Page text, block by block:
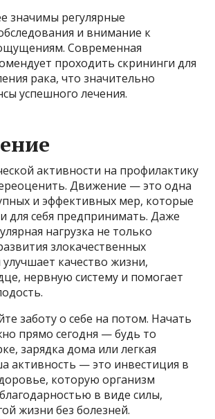
значимы регулярные
и внимание к
Современная
проходить скрининги для
рака, что значительно
успешного лечения.
активности на профилактику
Движение — это одна
и эффективных мер, которые
для себя предпринимать. Даже
нагрузка не только
злокачественных
качество жизни,
нервную систему и помогает
заботу о себе на потом. Начать
прямо сегодня — будь то
зарядка дома или легкая
активность — это инвестиция в
которую организм
в виде силы,
жизни без болезней.